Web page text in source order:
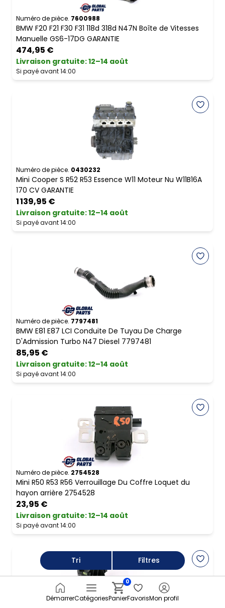
Tri Filtres
Numéro de pièce. 7600988
BMW F20 F21 F30 F31 118d 318d N47N Boîte de Vitesses
Manuelle GS6-17DG GARANTIE
474,95 €
Livraison gratuite:12–14 août
Si payé avant 14:00
Numéro de pièce. 0430232
Mini Cooper S R52 R53 Essence W11 Moteur Nu W11B16A
170 CV GARANTIE
1 139,95 €
Livraison gratuite:12–14 août
Si payé avant 14:00
Numéro de pièce. 7797481
BMW E81 E87 LCI Conduite De Tuyau De Charge
D'Admission Turbo N47 Diesel 7797481
85,95 €
Livraison gratuite:12–14 août
Si payé avant 14:00
Numéro de pièce. 2754528
Mini R50 R53 R56 Verrouillage Du Coffre Loquet du
hayon arrière 2754528
23,95 €
Livraison gratuite:12–14 août
Si payé avant 14:00
DémarrerCatégoriesPanier
0
FavorisMon profil